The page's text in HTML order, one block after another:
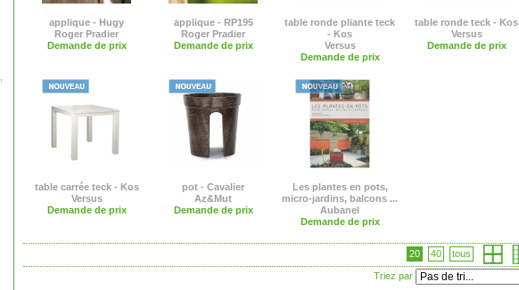
applique - Hugy
Roger Pradier
Demande de prix
applique - RP195
Roger Pradier
Demande de prix
table ronde pliante teck
- Kos
Versus
Demande de prix
table ronde teck - Kos
Versus
Demande de prix
table carrée teck - Kos
Versus
Demande de prix
pot - Cavalier
Az&Mut
Demande de prix
Les plantes en pots,
micro-jardins, balcons ...
Aubanel
Demande de prix
Triez par
20 40 tous